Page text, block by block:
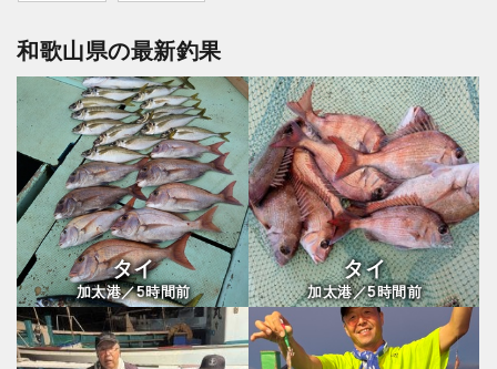
和歌山県の最新釣果
タイ
加太港／5時間前
タイ
加太港／5時間前